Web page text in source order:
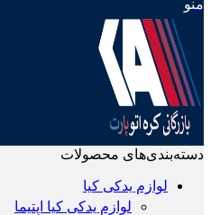
منو
دسته‌بندی‌های محصولات
لوازم یدکی کیا
لوازم یدکی کیا اپتیما